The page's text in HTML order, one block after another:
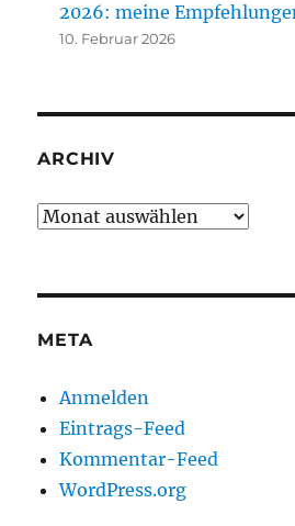
2026: meine
10. Februar 2026
ARCHIV
Archiv
META
Anmelden
Eintrags-Feed
Kommentar-Feed
WordPress.org